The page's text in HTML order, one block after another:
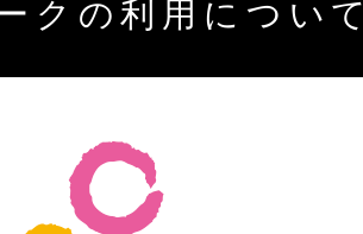
クの利用について